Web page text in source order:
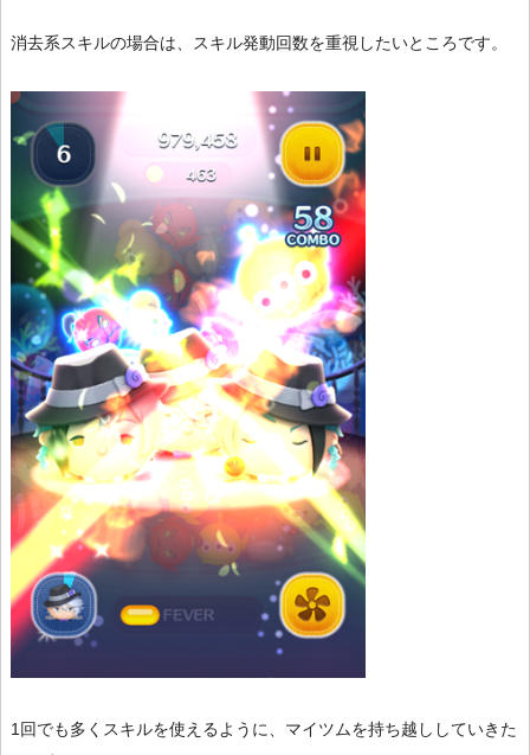
消去系スキルの場合は、スキル発動回数を重視したいところです。
1回でも多くスキルを使えるように、マイツムを持ち越ししていきた